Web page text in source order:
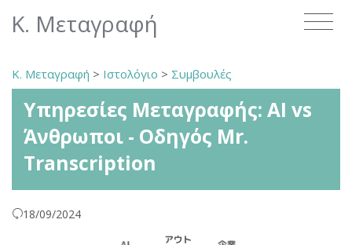
Κ. Μεταγραφή
Κ. Μεταγραφή > Ιστολόγιο > Συμβουλές
Υπηρεσίες Μεταγραφής: AI vs
Άνθρωποι - Οδηγός Mr.
Transcription
18/09/2024